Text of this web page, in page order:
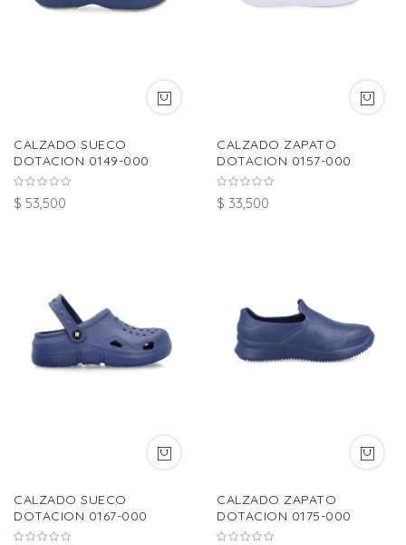
CALZADO SUECO
DOTACION 0149-000
$ 53,500
CALZADO ZAPATO
DOTACION 0157-000
$ 33,500
CALZADO SUECO
DOTACION 0167-000
CALZADO ZAPATO
DOTACION 0175-000